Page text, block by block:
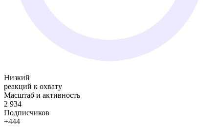
Низкий
реакций к охвату
Масштаб и активность
2 934
Подписчиков
+444